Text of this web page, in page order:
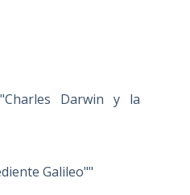
"Charles Darwin y la
Galileo""